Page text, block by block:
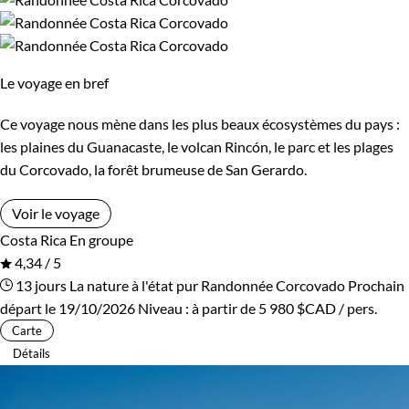
Cap-Vert Chili
Chine
Congo Corée du Sud
Costa Rica Croatie
Cuba
Egypte
Espagne Estonie
Eswatini
Trek Vélo
VTT / Gravel
Afficher plus
Budget
De 1 250 à 2 000 $CAD
De 2 000 à 3 000 $CAD
Plus de 3 000 $CAD
Le voyage en bref
Ce voyage nous mène dans les plus beaux écosystèmes du pays :
les plaines du Guanacaste, le volcan Rincón, le parc et les plages
du Corcovado, la forêt brumeuse de San Gerardo.
Voir le voyage
Costa Rica En groupe
4,34 / 5
13 jours La nature à l'état pur Randonnée Corcovado Prochain
départ le 19/10/2026 Niveau : à partir de 5 980 $CAD / pers.
Carte
Détails